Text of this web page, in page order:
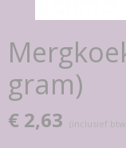
gram)
€ 2,63 (inclusief btw